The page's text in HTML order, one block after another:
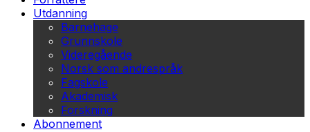
Utdanning
Barnehage
Grunnskole
Videregående
Norsk som andrespråk
Fagskole
Akademisk
Forskning
Abonnement